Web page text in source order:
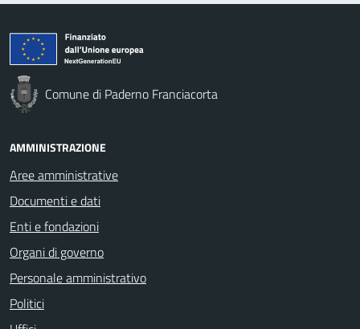
Comune di Paderno Franciacorta
AMMINISTRAZIONE
Aree amministrative
Documenti e dati
Enti e fondazioni
Organi di governo
Personale amministrativo
Politici